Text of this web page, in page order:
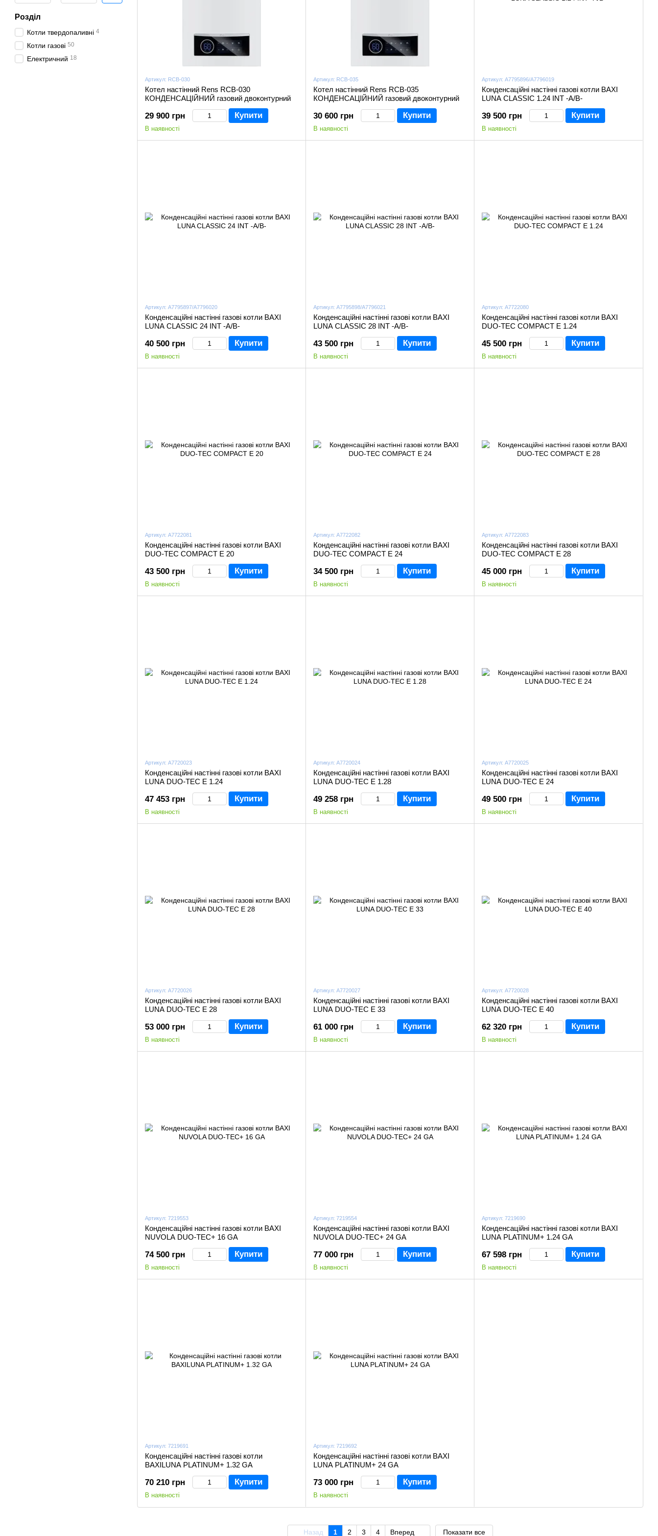
Артикул: RCB-030
Котел настінний Rens RCB-030
КОНДЕНСАЦІЙНИЙ газовий двоконтурний
29 900 грн Купити
В наявності
Артикул: RCB-035
Котел настінний Rens RCB-035
КОНДЕНСАЦІЙНИЙ газовий двоконтурний
30 600 грн Купити
В наявності
Артикул: A7795896/A7796019
Конденсаційні настінні газові котли BAXI
LUNA CLASSIC 1.24 INT -A/В-
39 500 грн Купити
В наявності
Артикул: A7795897/A7796020
Конденсаційні настінні газові котли BAXI
LUNA CLASSIC 24 INT -A/В-
40 500 грн Купити
В наявності
Артикул: A7795898/A7796021
Конденсаційні настінні газові котли BAXI
LUNA CLASSIC 28 INT -A/В-
43 500 грн Купити
В наявності
Артикул: A7722080
Конденсаційні настінні газові котли BAXI
DUO-TEC COMPACT Е 1.24
45 500 грн Купити
В наявності
Артикул: A7722081
Конденсаційні настінні газові котли BAXI
DUO-TEC COMPACT Е 20
43 500 грн Купити
В наявності
Артикул: A7722082
Конденсаційні настінні газові котли BAXI
DUO-TEC COMPACT Е 24
34 500 грн Купити
В наявності
Артикул: A7722083
Конденсаційні настінні газові котли BAXI
DUO-TEC COMPACT Е 28
45 000 грн Купити
В наявності
Артикул: A7720023
Конденсаційні настінні газові котли BAXI
LUNA DUO-TEC Е 1.24
47 453 грн Купити
В наявності
Артикул: A7720024
Конденсаційні настінні газові котли BAXI
LUNA DUO-TEC Е 1.28
49 258 грн Купити
В наявності
Артикул: A7720025
Конденсаційні настінні газові котли BAXI
LUNA DUO-TEC Е 24
49 500 грн Купити
В наявності
Артикул: A7720026
Конденсаційні настінні газові котли BAXI
LUNA DUO-TEC Е 28
53 000 грн Купити
В наявності
Артикул: A7720027
Конденсаційні настінні газові котли BAXI
LUNA DUO-TEC Е 33
61 000 грн Купити
В наявності
Артикул: A7720028
Конденсаційні настінні газові котли BAXI
LUNA DUO-TEC Е 40
62 320 грн Купити
В наявності
Артикул: 7219553
Конденсаційні настінні газові котли BAXI
NUVOLA DUO-TEC+ 16 GA
74 500 грн Купити
В наявності
Артикул: 7219554
Конденсаційні настінні газові котли BAXI
NUVOLA DUO-TEC+ 24 GA
77 000 грн Купити
В наявності
Артикул: 7219690
Конденсаційні настінні газові котли BAXI
LUNA PLATINUM+ 1.24 GA
67 598 грн Купити
В наявності
Артикул: 7219691
Конденсаційні настінні газові котли
BAXILUNA PLATINUM+ 1.32 GA
70 210 грн Купити
В наявності
Артикул: 7219692
Конденсаційні настінні газові котли BAXI
LUNA PLATINUM+ 24 GA
73 000 грн Купити
В наявності
Назад 1 2 3 4 Вперед Показати все
Розділ
Котли твердопаливні 4
Котли газові 50
Електричний 18